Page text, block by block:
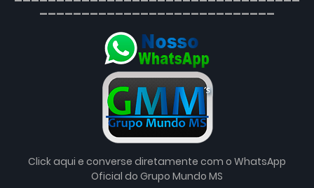
____________________________
Click aqui e converse diretamente com o WhatsApp
Oficial do Grupo Mundo MS